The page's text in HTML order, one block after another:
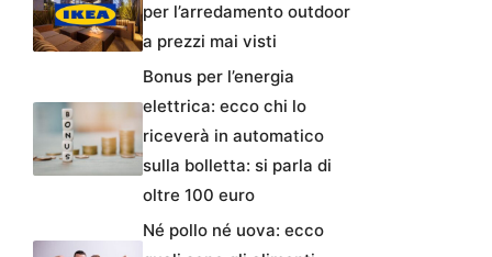
per l’arredamento outdoor
a prezzi mai visti
Bonus per l’energia
elettrica: ecco chi lo
riceverà in automatico
sulla bolletta: si parla di
oltre 100 euro
Né pollo né uova: ecco